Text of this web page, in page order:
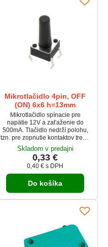
Mikrotlačidlo 4pin, OFF
(ON) 6x6 h=13mm
Mikrotlačidlo spínacie pre
napätie 12V a zaťaženie do
500mA. Tlačidlo nedrží polohu,
tzn. pre zopnutie kontaktov treba
držať stlačené.
Skladom v predajni
0,33 €
0,40 € s DPH
Do košíka